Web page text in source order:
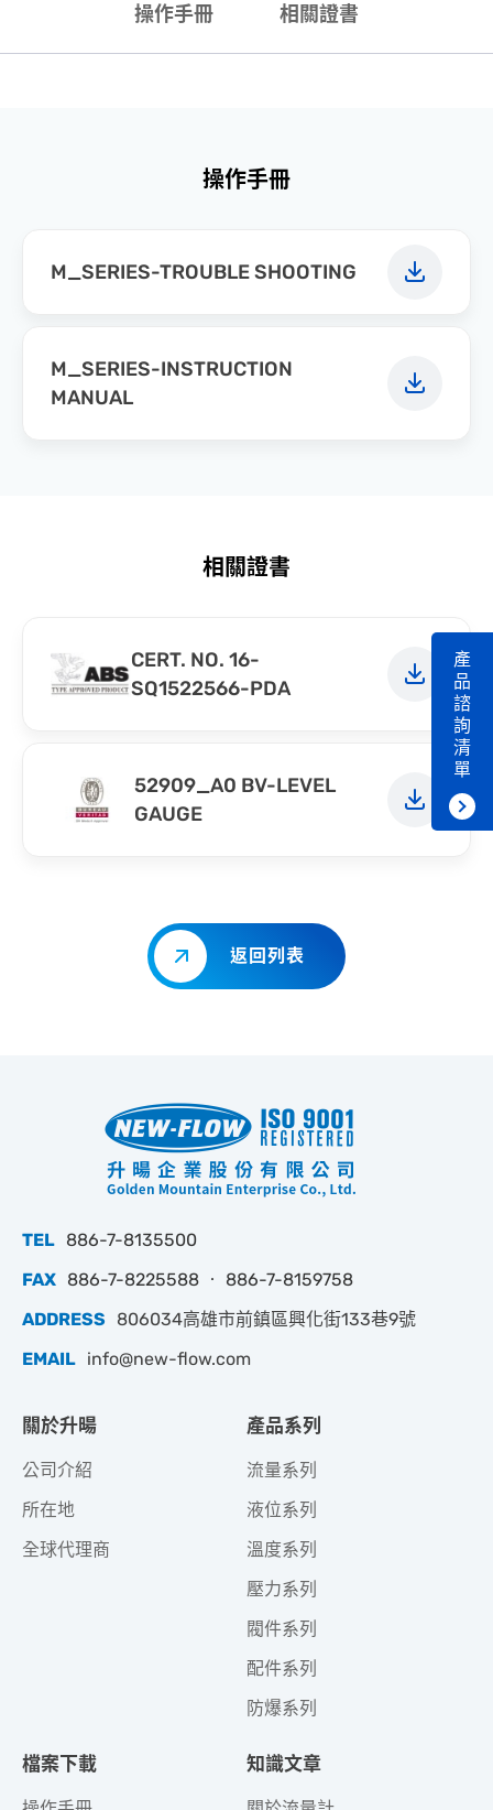
操作手冊 相關證書
操作手冊
M_SERIES-TROUBLE SHOOTING
M_SERIES-INSTRUCTION
MANUAL
相關證書
CERT. NO. 16-
SQ1522566-PDA
52909_A0 BV-LEVEL
GAUGE
返回列表
產
品
諮
詢
清
單
TEL 886-7-8135500
FAX 886-7-8225588 ‧ 886-7-8159758
ADDRESS
806034高雄市前鎮區興化街133巷9號
EMAIL info@new-flow.com
關於升暘
公司介紹
所在地
全球代理商
產品系列
流量系列
液位系列
溫度系列
壓力系列
閥件系列
配件系列
防爆系列
檔案下載 知識文章